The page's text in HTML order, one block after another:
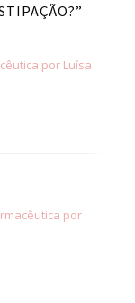
”
por Luísa
por